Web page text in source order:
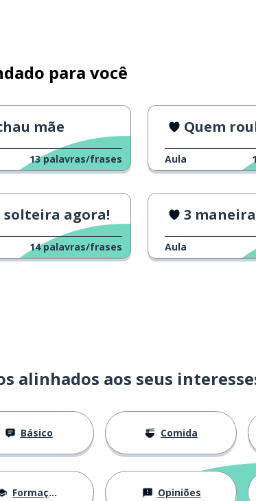
para você
mãe
13 palavras/frases
Quem
Aula
solteira agora!
14 palavras/frases
3 maneiras
Aula
alinhados aos seus
Básico Comida
Formação Opiniões